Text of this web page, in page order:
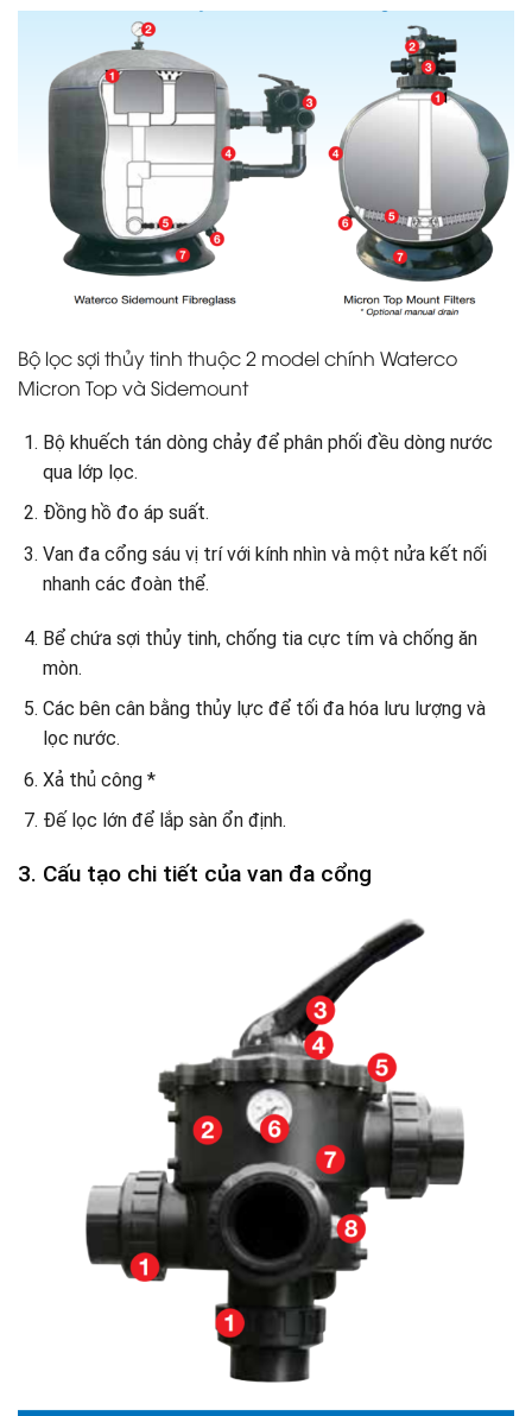
Bộ lọc sợi thủy tinh thuộc 2 model chính Waterco
Micron Top và Sidemount
Bộ khuếch tán dòng chảy để phân phối đều dòng nước
qua lớp lọc.
Đồng hồ đo áp suất.
Van đa cổng sáu vị trí với kính nhìn và một nửa kết nối
nhanh các đoàn thể.
Bể chứa sợi thủy tinh, chống tia cực tím và chống ăn
mòn.
Các bên cân bằng thủy lực để tối đa hóa lưu lượng và
lọc nước.
Xả thủ công *
Đế lọc lớn để lắp sàn ổn định.
3. Cấu tạo chi tiết của van đa cổng